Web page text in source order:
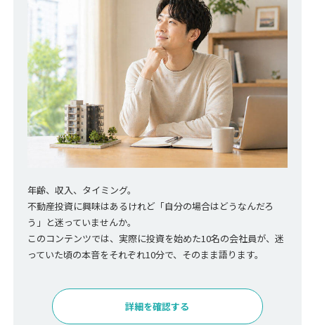
年齢、収入、タイミング。
不動産投資に興味はあるけれど「自分の場合はどうなんだろ
う」と迷っていませんか。
このコンテンツでは、実際に投資を始めた10名の会社員が、迷
っていた頃の本音をそれぞれ10分で、そのまま語ります。
詳細を確認する